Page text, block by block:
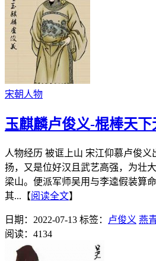
宋朝人物
玉麒麟卢俊义-棍棒天
人物经历 被诓上山 宋江仰慕卢俊义
扬，又是位好汉且武艺高强，为壮
梁山。便派军师吴用与李逵假装算
其...【阅读全文】
日期：2022-07-13 标签： 卢俊义 燕
阅读：4134